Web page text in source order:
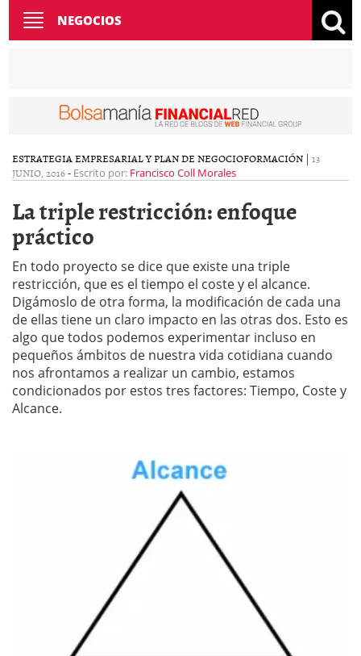
Toggle
navigation
NEGOCIOS
ESTRATEGIA EMPRESARIAL Y PLAN DE NEGOCIOFORMACIÓN | 13
JUNIO, 2016- Escrito por: Francisco Coll Morales
La triple restricción: enfoque
práctico
En todo proyecto se dice que existe una triple
restricción, que es el tiempo el coste y el alcance.
Digámoslo de otra forma, la modificación de cada una
de ellas tiene un claro impacto en las otras dos. Esto es
algo que todos podemos experimentar incluso en
pequeños ámbitos de nuestra vida cotidiana cuando
nos afrontamos a realizar un cambio, estamos
condicionados por estos tres factores: Tiempo, Coste y
Alcance.